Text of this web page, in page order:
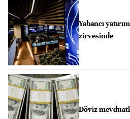
Yabancı
zirvesinde
Döviz